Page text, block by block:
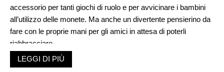
accessorio per tanti giochi di ruolo e per avvicinare i bambini
all’utilizzo delle monete. Ma anche un divertente pensierino da
fare con le proprie mani per gli amici in attesa di poterli
riabbracciare.
Materiale
Tetra pak vuoti
LEGGI DI PIÙ